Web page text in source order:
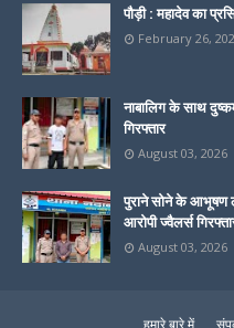
पौड़ी : महादेव का
February 26,
नाबालिग के साथ
गिरफ्तार
August 03, 2026
पुराने सोने के आभूषण
आरोपी ज्वैलर्स
August 03, 2026
हमारे बारे में